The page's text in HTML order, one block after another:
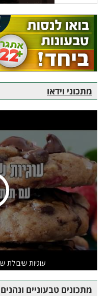
מתכוני וידאו
עוגיות שיבולת
מתכונים טבעוניים ונהנים